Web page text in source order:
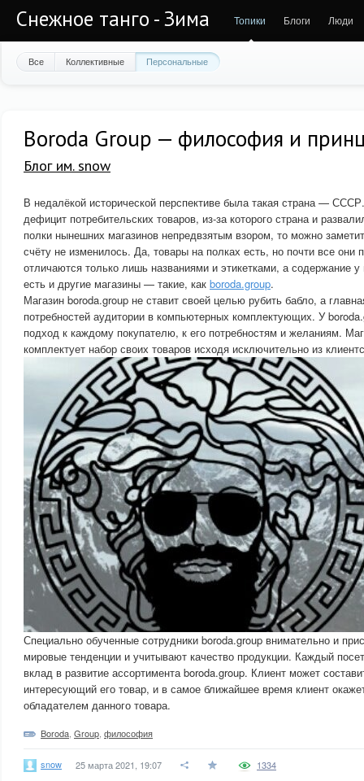
Снежное танго - Зима Топики Блоги Люди
Все Коллективные Персональные
Boroda Group — философия и
Блог им. snow
В недалёкой исторической перспективе была такая страна —
дефицит потребительских товаров, из-за которого страна и
полки нынешних магазинов непредвзятым взором, то можно
счёту не изменилось. Да, товары на полках есть, но почти все они
отличаются только лишь названиями и этикетками, а содержание
есть и другие магазины — такие, как boroda.group.
Магазин boroda.group не ставит своей целью рубить бабло, а
потребностей аудитории в компьютерных комплектующих. У
подход к каждому покупателю, к его потребностям и желаниям.
комплектует набор своих товаров исходя исключительно из
Специально обученные сотрудники boroda.group внимательно и
мировые тенденции и учитывают качество продукции. Каждый
вклад в развитие ассортимента boroda.group. Клиент может
интересующий его товар, и в самое ближайшее время клиент
обладателем данного товара.
Boroda Group философия
snow 25 марта 2021, 19:07 1334